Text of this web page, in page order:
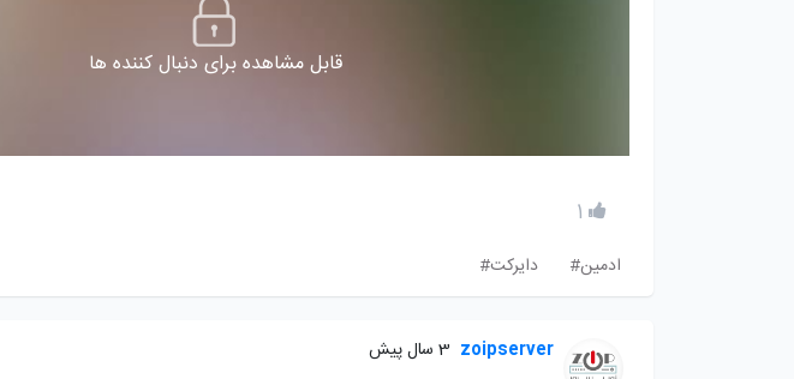
قابل مشاهده برای دنبال کننده ها
1
ادمین#
دایرکت#
zoipserver 3 سال پیش